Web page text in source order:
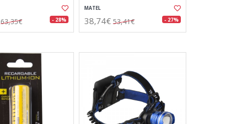
63,35€ - 28%
MATEL
38,74€ 53,41€ - 27%